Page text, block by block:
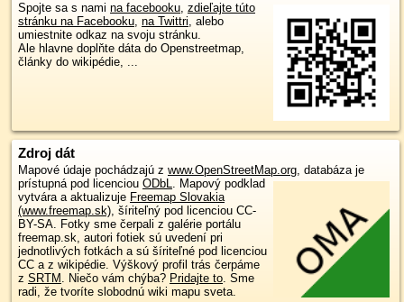
Spojte sa s nami na facebooku, zdieľajte túto
stránku na Facebooku, na Twittri, alebo
umiestnite odkaz na svoju stránku.
Ale hlavne doplňte dáta do Openstreetmap,
články do wikipédie, ...
Zdroj dát
Mapové údaje pochádzajú z www.OpenStreetMap.org, databáza je
prístupná pod licenciou ODbL. Mapový podklad
vytvára a aktualizuje Freemap Slovakia
(www.freemap.sk), šíriteľný pod licenciou CC-
BY-SA. Fotky sme čerpali z galérie portálu
freemap.sk, autori fotiek sú uvedení pri
jednotlivých fotkách a sú šíriteľné pod licenciou
CC a z wikipédie. Výškový profil trás čerpáme
z SRTM . Niečo vám chýba? Pridajte to. Sme
radi, že tvoríte slobodnú wiki mapu sveta.